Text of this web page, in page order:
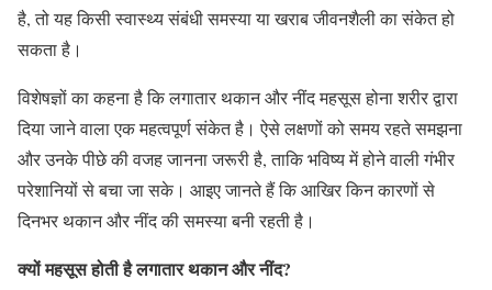
है, तो यह किसी स्वास्थ्य संबंधी समस्या या खराब जीवनशैली का संकेत हो
सकता है।
विशेषज्ञों का कहना है कि लगातार थकान और नींद महसूस होना शरीर द्वारा
दिया जाने वाला एक महत्वपूर्ण संकेत है। ऐसे लक्षणों को समय रहते समझना
और उनके पीछे की वजह जानना जरूरी है, ताकि भविष्य में होने वाली गंभीर
परेशानियों से बचा जा सके। आइए जानते हैं कि आखिर किन कारणों से
दिनभर थकान और नींद की समस्या बनी रहती है।
क्यों महसूस होती है लगातार थकान और नींद?